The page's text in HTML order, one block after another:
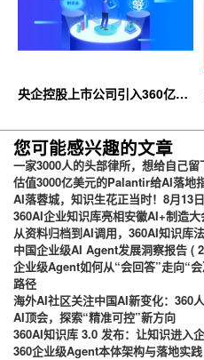
央企控股上市公司引入360亿方
台
您可能感兴趣的文章
一家3000人的头部律所，想给自己
估值3000亿美元的Palantir给AI落地
AI落蓉城，知识生花正当时！8月13
360AI企业知识库亮相安徽AI+制造
从资料归档到AI调用，360AI知识库
中国企业级AI Agent发展洞察报告 (
企业级Agent如何从“会回答”走向“
路径
海外AI社区关注中国AI新变化：360
AI顶会，探索“精准可控”新方向
360AI知识库 3.0 发布：让知识进入
360企业级Agent本体架构与落地实践